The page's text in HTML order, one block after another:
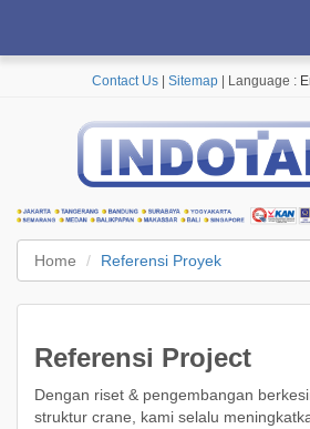
Contact Us Sitemap | Language :
Home Referensi Proyek
Referensi Project
Dengan riset & pengembangan
struktur crane, kami selalu